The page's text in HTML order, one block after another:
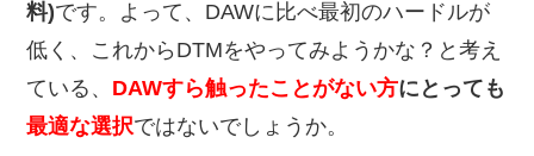
料)です。よって、DAWに比べ最初のハードルが
低く、これからDTMをやってみようかな？と考え
ている、 DAWすら触ったことがない方にとっても
最適な選択ではないでしょうか。